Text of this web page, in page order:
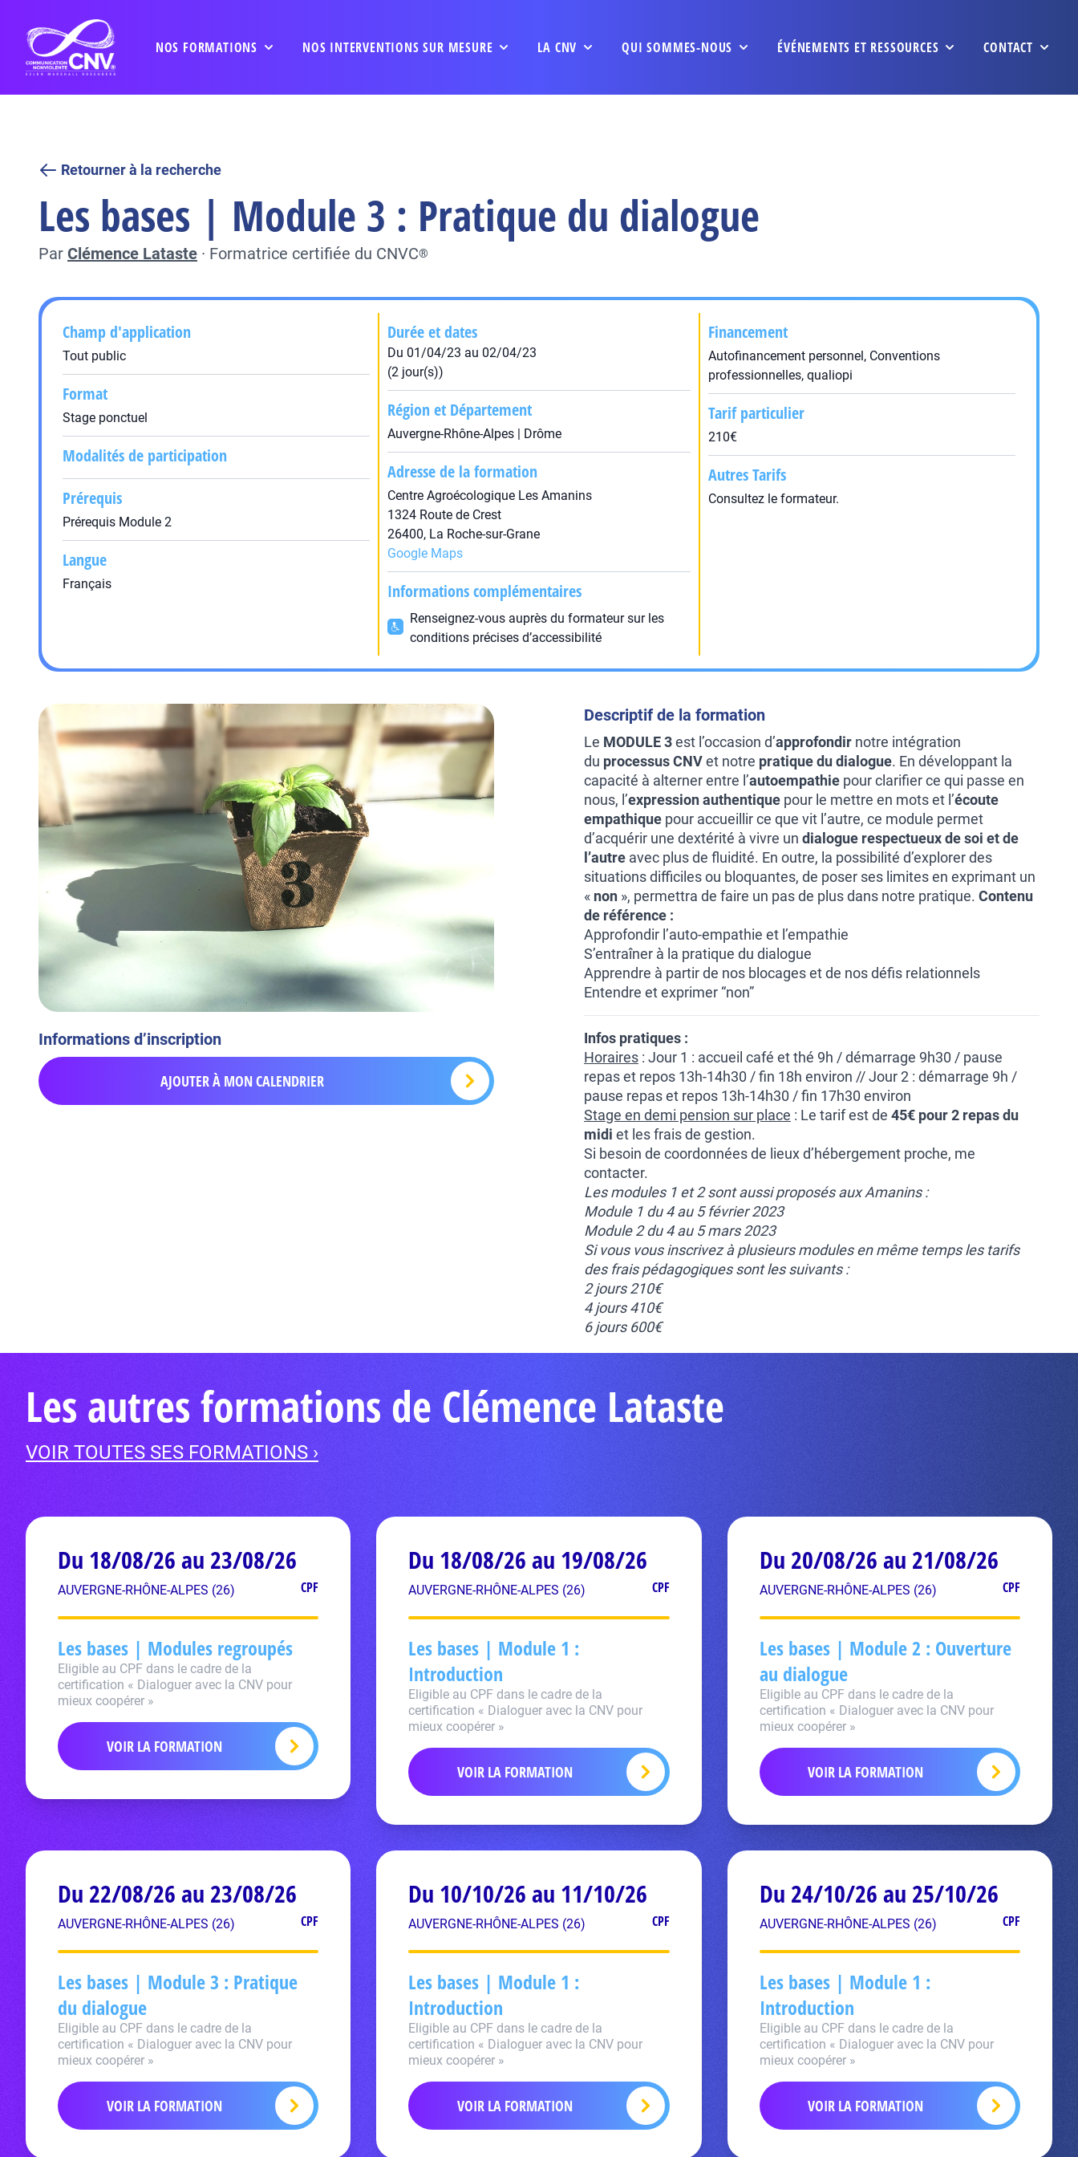
NOS FORMATIONS NOS INTERVENTIONS SUR MESURE LA CNV QUI SOMMES-NOUS ÉVÉNEMENTS ET RESSOURCES CONTACT
Retourner à la recherche
Les bases | Module 3 : Pratique du dialogue
Par Clémence Lataste · Formatrice certifiée du CNVC®
Champ d'application
Tout public
Format
Stage ponctuel
Modalités de participation
Prérequis
Prérequis Module 2
Langue
Français
Durée et dates
Du 01/04/23 au 02/04/23
(2 jour(s))
Région et Département
Auvergne-Rhône-Alpes | Drôme
Adresse de la formation
Centre Agroécologique Les Amanins
1324 Route de Crest
26400, La Roche-sur-Grane
Google Maps
Informations complémentaires
Renseignez-vous auprès du formateur sur les
conditions précises d’accessibilité
Financement
Autofinancement personnel, Conventions
professionnelles, qualiopi
Tarif particulier
210€
Autres Tarifs
Consultez le formateur.
Informations d’inscription
AJOUTER À MON CALENDRIER
Descriptif de la formation
Le MODULE 3est l’occasion d’approfondir notre intégration
du processus CNVet notre pratique du dialogue. En développant la
capacité à alterner entre l’autoempathie pour clarifier ce qui passe en
nous, l’expression authentique pour le mettre en mots et l’écoute
empathique pour accueillir ce que vit l’autre, ce module permet
d’acquérir une dextérité à vivre un dialogue respectueux de soi et de
l’autre avec plus de fluidité. En outre, la possibilité d’explorer des
situations difficiles ou bloquantes, de poser ses limites en exprimant un
« non », permettra de faire un pas de plus dans notre pratique. Contenu
de référence :
Approfondir l’auto-empathie et l’empathie
S’entraîner à la pratique du dialogue
Apprendre à partir de nos blocages et de nos défis relationnels
Entendre et exprimer “non”
Infos pratiques :
Horaires : Jour 1 : accueil café et thé 9h / démarrage 9h30 / pause
repas et repos 13h-14h30 / fin 18h environ // Jour 2 : démarrage 9h /
pause repas et repos 13h-14h30 / fin 17h30 environ
Stage en demi pension sur place : Le tarif est de 45€ pour 2 repas du
midi et les frais de gestion.
Si besoin de coordonnées de lieux d’hébergement proche, me
contacter.
Les modules 1 et 2 sont aussi proposés aux Amanins :
Module 1 du 4 au 5 février 2023
Module 2 du 4 au 5 mars 2023
Si vous vous inscrivez à plusieurs modules en même temps les tarifs
des frais pédagogiques sont les suivants :
2 jours 210€
4 jours 410€
6 jours 600€
Les autres formations de Clémence Lataste
VOIR TOUTES SES FORMATIONS ›
Du 18/08/26 au 23/08/26
AUVERGNE-RHÔNE-ALPES (26) CPF
Les bases | Modules regroupés
Eligible au CPF dans le cadre de la
certification « Dialoguer avec la CNV pour
mieux coopérer »
VOIR LA FORMATION
Du 18/08/26 au 19/08/26
AUVERGNE-RHÔNE-ALPES (26) CPF
Les bases | Module 1 :
Introduction
Eligible au CPF dans le cadre de la
certification « Dialoguer avec la CNV pour
mieux coopérer »
VOIR LA FORMATION
Du 20/08/26 au 21/08/26
AUVERGNE-RHÔNE-ALPES (26) CPF
Les bases | Module 2 : Ouverture
au dialogue
Eligible au CPF dans le cadre de la
certification « Dialoguer avec la CNV pour
mieux coopérer »
VOIR LA FORMATION
Du 22/08/26 au 23/08/26
AUVERGNE-RHÔNE-ALPES (26) CPF
Les bases | Module 3 : Pratique
du dialogue
Eligible au CPF dans le cadre de la
certification « Dialoguer avec la CNV pour
mieux coopérer »
VOIR LA FORMATION
Du 10/10/26 au 11/10/26
AUVERGNE-RHÔNE-ALPES (26) CPF
Les bases | Module 1 :
Introduction
Eligible au CPF dans le cadre de la
certification « Dialoguer avec la CNV pour
mieux coopérer »
VOIR LA FORMATION
Du 24/10/26 au 25/10/26
AUVERGNE-RHÔNE-ALPES (26) CPF
Les bases | Module 1 :
Introduction
Eligible au CPF dans le cadre de la
certification « Dialoguer avec la CNV pour
mieux coopérer »
VOIR LA FORMATION